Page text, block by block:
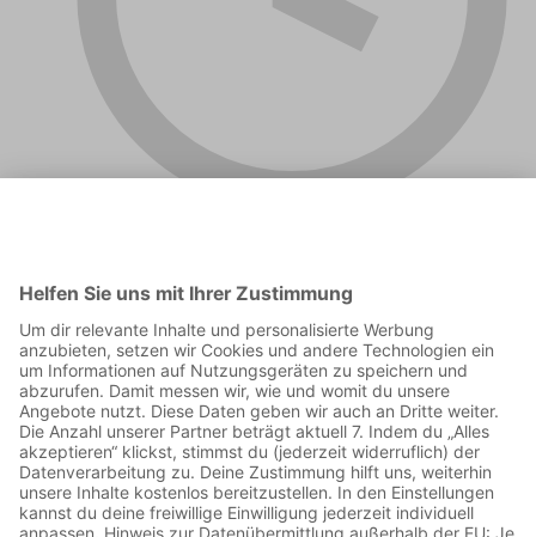
Wir reden über den 33. Spieltag der Bundesliga. Zum ersten
Mal in der Geschichte des Podcasts ohne Max Hengesbach.
Tobi, Helen und Tom halten im Studio die Stellung und reden
über den Schlussspurt der Liga.
064 - Oli Kahn - die größere
Bedrohung